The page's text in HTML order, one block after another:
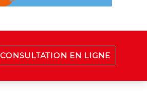
CONSULTATION EN LIGNE